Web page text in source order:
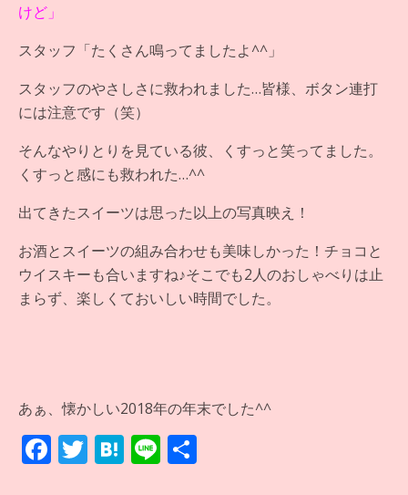
けど」
スタッフ「たくさん鳴ってましたよ^^」
スタッフのやさしさに救われました…皆様、ボタン連打
には注意です（笑）
そんなやりとりを見ている彼、くすっと笑ってました。
くすっと感にも救われた…^^
出てきたスイーツは思った以上の写真映え！
お酒とスイーツの組み合わせも美味しかった！チョコと
ウイスキーも合いますね♪そこでも2人のおしゃべりは止
まらず、楽しくておいしい時間でした。
あぁ、懐かしい2018年の年末でした^^
F T H Li